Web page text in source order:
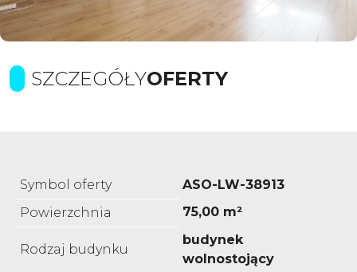
SZCZEGÓŁYOFERTY
Symbol oferty
ASO-LW-38913
Powierzchnia
75,00 m²
Rodzaj budynku
budynek
wolnostojący